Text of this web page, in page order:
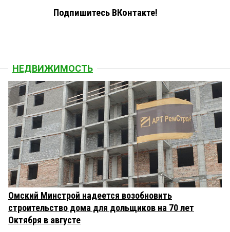
Подпишитесь ВКонтакте!
НЕДВИЖИМОСТЬ
Омский Минстрой надеется возобновить
строительство дома для дольщиков на 70 лет
Октября в августе